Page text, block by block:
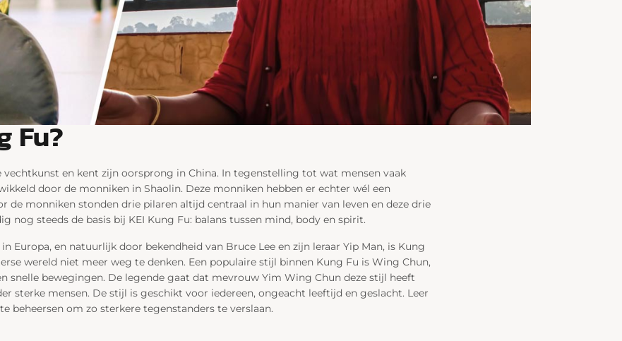
Fu?
vechtkunst en kent zijn oorsprong in China. In tegenstelling tot wat mensen vaak
door de monniken in Shaolin. Deze monniken hebben er echter wél een
de monniken stonden drie pilaren altijd centraal in hun manier van leven en deze drie
nog steeds de basis bij KEI Kung Fu: balans tussen mind, body en spirit.
Europa, en natuurlijk door bekendheid van Bruce Lee en zijn leraar Yip Man, is Kung
wereld niet meer weg te denken. Een populaire stijl binnen Kung Fu is Wing Chun,
snelle bewegingen. De legende gaat dat mevrouw Yim Wing Chun deze stijl heeft
sterke mensen. De stijl is geschikt voor iedereen, ongeacht leeftijd en geslacht. Leer
beheersen om zo sterkere tegenstanders te verslaan.